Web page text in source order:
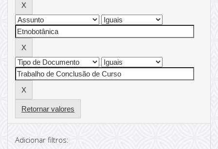
Retornar valores
Adicionar filtros: